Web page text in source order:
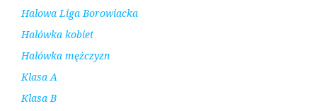
Halowa Liga Borowiacka
Halówka kobiet
Halówka mężczyzn
Klasa A
Klasa B